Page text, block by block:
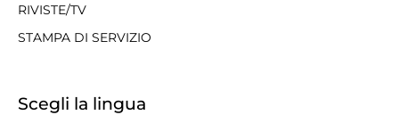
RIVISTE/TV
STAMPA DI SERVIZIO
Scegli la lingua